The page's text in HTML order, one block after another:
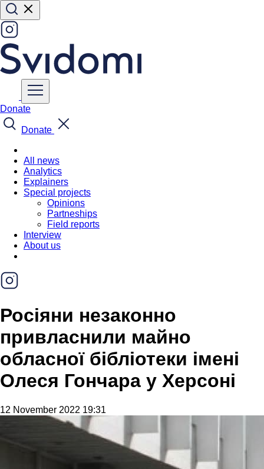
Donate
Donate
All news
Analytics
Explainers
Special projects
Opinions
Partneships
Field reports
Interview
About us
Росіяни незаконно
привласнили майно
обласної бібліотеки імені
Олеся Гончара у Херсоні
12 November 2022 19:31